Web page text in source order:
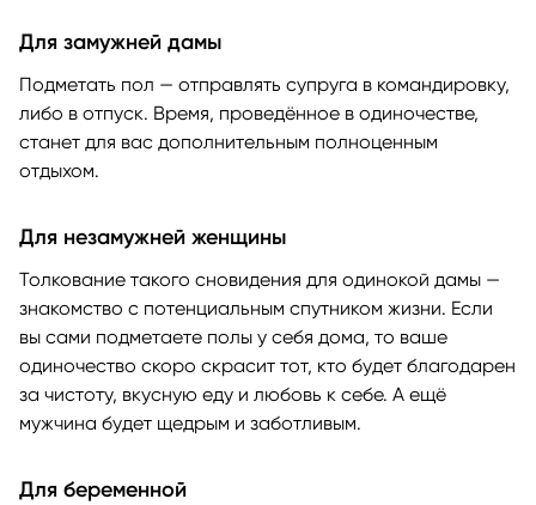
Для замужней дамы
Подметать пол — отправлять супруга в командировку,
либо в отпуск. Время, проведённое в одиночестве,
станет для вас дополнительным полноценным
отдыхом.
Для незамужней женщины
Толкование такого сновидения для одинокой дамы —
знакомство с потенциальным спутником жизни. Если
вы сами подметаете полы у себя дома, то ваше
одиночество скоро скрасит тот, кто будет благодарен
за чистоту, вкусную еду и любовь к себе. А ещё
мужчина будет щедрым и заботливым.
Для беременной